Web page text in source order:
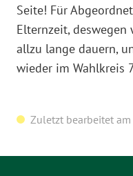
Seite! Für
Elternzeit,
allzu lange dauern,
wieder im Wahlkreis
Zuletzt bearbeitet